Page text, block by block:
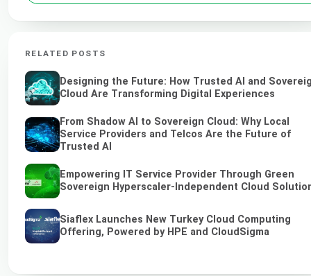
RELATED POSTS
Designing the Future: How Trusted AI and
Cloud Are Transforming Digital Experiences
From Shadow AI to Sovereign Cloud: Why Local
Service Providers and Telcos Are the Future of
Trusted AI
Empowering IT Service Provider Through Green
Sovereign Hyperscaler-Independent Cloud
Siaflex Launches New Turkey Cloud Computing
Offering, Powered by HPE and CloudSigma